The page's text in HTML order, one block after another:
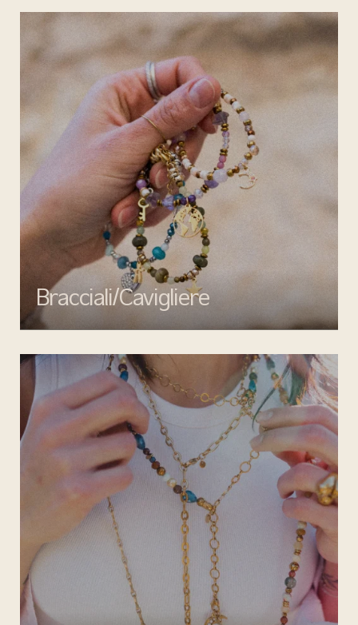
Bracciali/Cavigliere
Completa il tuo look con i bracciali e cavigliere di Mata gioielli: